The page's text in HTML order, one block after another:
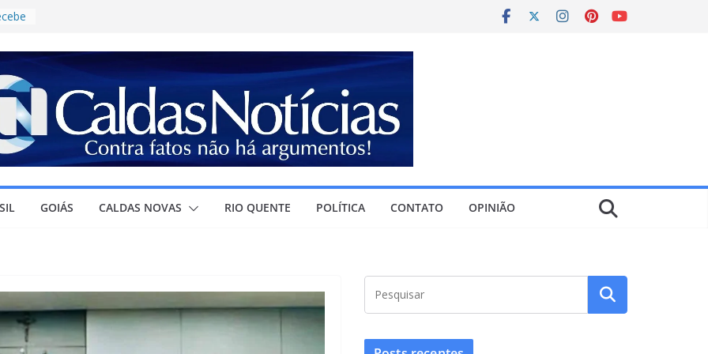
à
o
GOIÁS CALDAS NOVAS RIO QUENTE POLÍTICA CONTATO OPINIÃO